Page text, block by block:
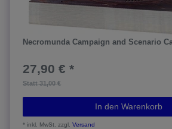
Necromunda Campaign and Scenario
Statt 31,00 €
27,90 € *
In den Warenkorb
*inkl. MwSt. zzgl.Versand